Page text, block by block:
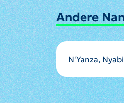
Andere
N'Yanza,